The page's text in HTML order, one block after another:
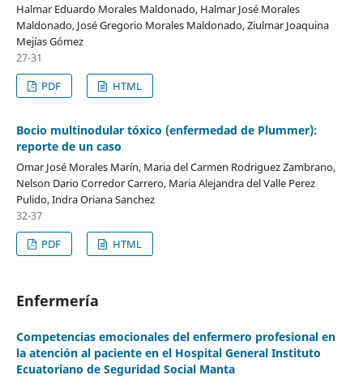
Halmar Eduardo Morales Maldonado, Halmar José Morales
Maldonado, José Gregorio Morales Maldonado, Ziulmar Joaquina
Mejías Gómez
27-31
PDF
HTML
Bocio multinodular tóxico (enfermedad de Plummer):
reporte de un caso
Omar José Morales Marín, Maria del Carmen Rodriguez Zambrano,
Nelson Dario Corredor Carrero, Maria Alejandra del Valle Perez
Pulido, Indra Oriana Sanchez
32-37
PDF
HTML
Enfermería
Competencias emocionales del enfermero profesional en
la atención al paciente en el Hospital General Instituto
Ecuatoriano de Seguridad Social Manta